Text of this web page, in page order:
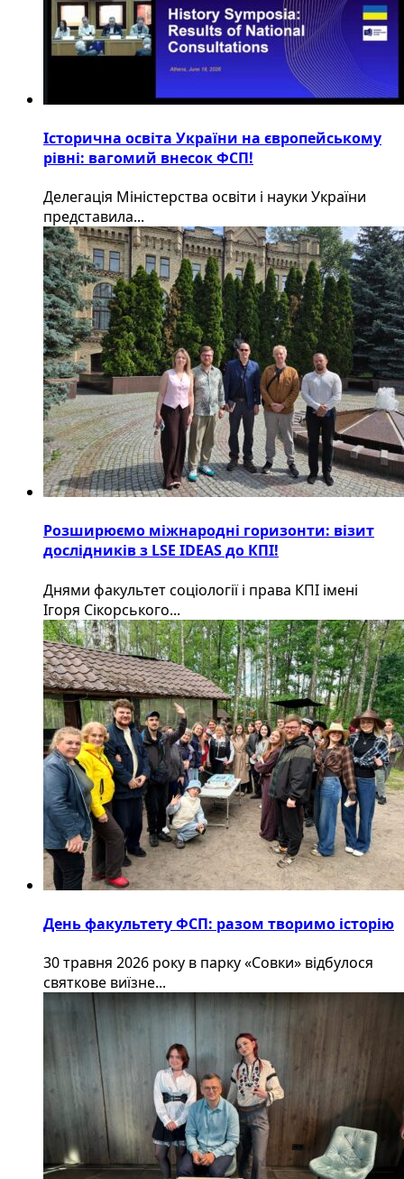
Історична освіта України на європейському
рівні: вагомий внесок ФСП!
Делегація Міністерства освіти і науки України
представила...
Розширюємо міжнародні горизонти: візит
дослідників з LSE IDEAS до КПІ!
Днями факультет соціології і права КПІ імені
Ігоря Сікорського...
День факультету ФСП: разом творимо історію
30 травня 2026 року в парку «Совки» відбулося
святкове виїзне...